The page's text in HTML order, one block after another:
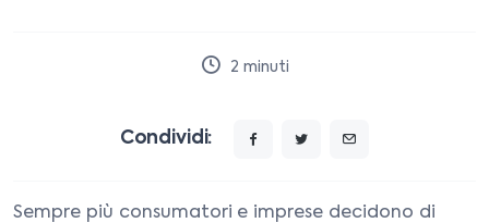
2 minuti
Condividi:
Sempre più consumatori e imprese decidono di